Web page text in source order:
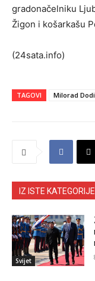
gradonačelniku
Žigon i košarkašu
(24sata.info)
TAGOVI Milorad
IZ ISTE KATEGORIJE
Svijet